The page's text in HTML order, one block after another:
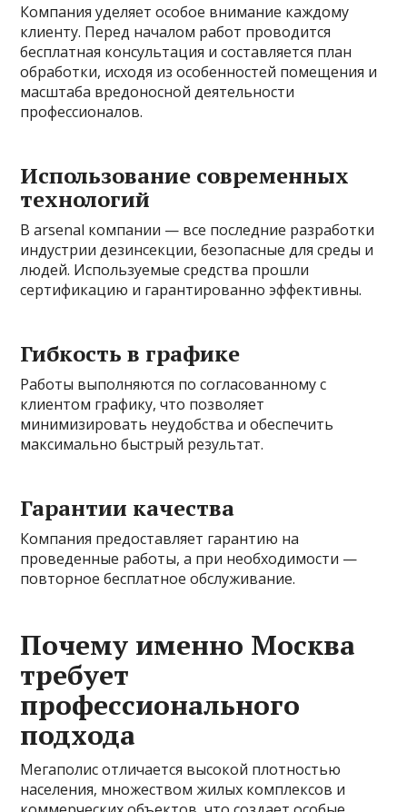
Компания уделяет особое внимание каждому
клиенту. Перед началом работ проводится
бесплатная консультация и составляется план
обработки, исходя из особенностей помещения и
масштаба вредоносной деятельности
профессионалов.
Использование современных
технологий
В arsenal компании — все последние разработки
индустрии дезинсекции, безопасные для среды и
людей. Используемые средства прошли
сертификацию и гарантированно эффективны.
Гибкость в графике
Работы выполняются по согласованному с
клиентом графику, что позволяет
минимизировать неудобства и обеспечить
максимально быстрый результат.
Гарантии качества
Компания предоставляет гарантию на
проведенные работы, а при необходимости —
повторное бесплатное обслуживание.
Почему именно Москва
требует
профессионального
подхода
Мегаполис отличается высокой плотностью
населения, множеством жилых комплексов и